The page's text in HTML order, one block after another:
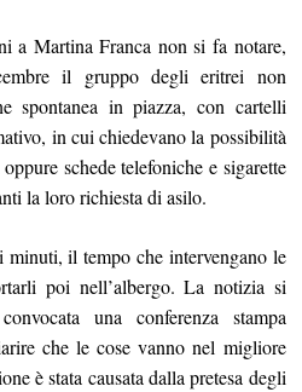
a Martina Franca non si fa notare,
il gruppo degli eritrei non
spontanea in piazza, con cartelli
in cui chiedevano la possibilità
schede telefoniche e sigarette
la loro richiesta di asilo.
minuti, il tempo che intervengano le
poi nell’albergo. La notizia si
una conferenza stampa
che le cose vanno nel migliore
è stata causata dalla pretesa degli